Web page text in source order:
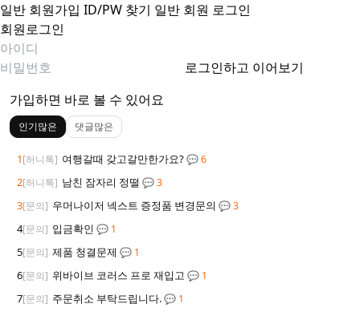
일반 회원가입 ID/PW 찾기 일반 회원 로그인
회원로그인
로그인하고 이어보기
가입하면 바로 볼 수 있어요
인기많은 댓글많은
1[허니톡] 여행갈때 갖고갈만한가요?💬 6
2[허니톡] 남친 잠자리 정떨 💬 3
3[문의] 우머나이저 넥스트 증정품 변경문의 💬 3
4[문의] 입금확인 💬 1
5[문의] 제품 청결문제 💬 1
6[문의] 위바이브 코러스 프로 재입고 💬 1
7[문의] 주문취소 부탁드립니다.💬 1